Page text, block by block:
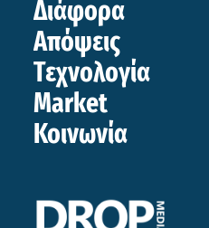
Διάφορα
Απόψεις
Τεχνολογία
Market
Κοινωνία